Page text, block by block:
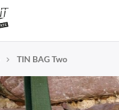
TIN BAG Two